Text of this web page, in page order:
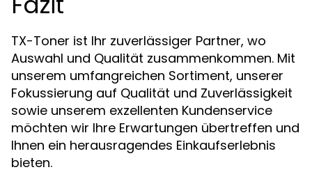
TX-Toner ist Ihr zuverlässiger Partner, wo
Auswahl und Qualität zusammenkommen. Mit
unserem umfangreichen Sortiment, unserer
Fokussierung auf Qualität und Zuverlässigkeit
sowie unserem exzellenten Kundenservice
möchten wir Ihre Erwartungen übertreffen und
Ihnen ein herausragendes Einkaufserlebnis
bieten.